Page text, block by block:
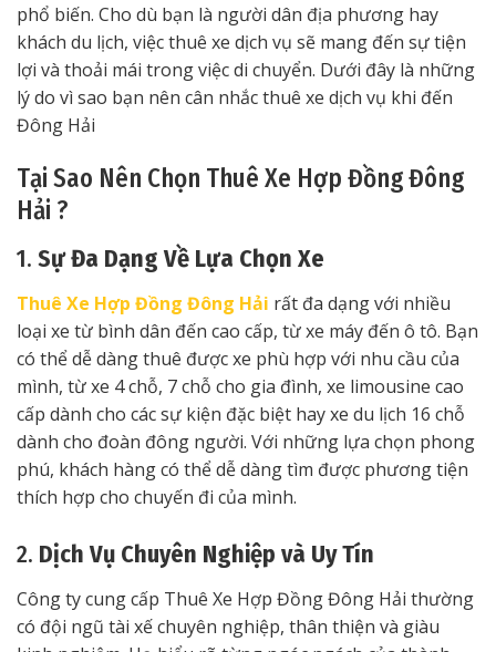
phổ biến. Cho dù bạn là người dân địa phương hay
khách du lịch, việc thuê xe dịch vụ sẽ mang đến sự tiện
lợi và thoải mái trong việc di chuyển. Dưới đây là những
lý do vì sao bạn nên cân nhắc thuê xe dịch vụ khi đến
Đông Hải
Tại Sao Nên Chọn Thuê Xe Hợp Đồng Đông
Hải ?
1. Sự Đa Dạng Về Lựa Chọn Xe
Thuê Xe Hợp Đồng Đông Hải rất đa dạng với nhiều
loại xe từ bình dân đến cao cấp, từ xe máy đến ô tô. Bạn
có thể dễ dàng thuê được xe phù hợp với nhu cầu của
mình, từ xe 4 chỗ, 7 chỗ cho gia đình, xe limousine cao
cấp dành cho các sự kiện đặc biệt hay xe du lịch 16 chỗ
dành cho đoàn đông người. Với những lựa chọn phong
phú, khách hàng có thể dễ dàng tìm được phương tiện
thích hợp cho chuyến đi của mình.
2. Dịch Vụ Chuyên Nghiệp và Uy Tín
Công ty cung cấp Thuê Xe Hợp Đồng Đông Hải thường
có đội ngũ tài xế chuyên nghiệp, thân thiện và giàu